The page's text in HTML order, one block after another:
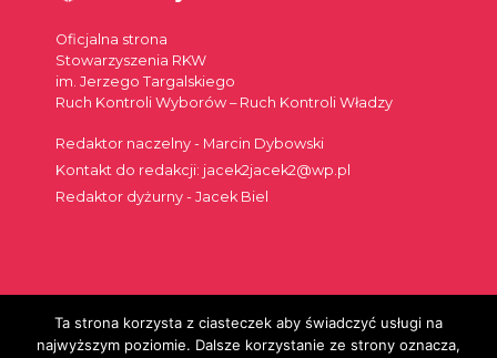
Oficjalna strona
Stowarzyszenia RKW
im. Jerzego Targalskiego
Ruch Kontroli Wyborów – Ruch Kontroli Władzy
Redaktor naczelny - Marcin Dybowski
Kontakt do redakcji: jacek2jacek2@wp.pl
Redaktor dyżurny - Jacek Biel
Szukaj:
Ta strona korzysta z ciasteczek aby świadczyć usługi na
najwyższym poziomie. Dalsze korzystanie ze strony oznacza,